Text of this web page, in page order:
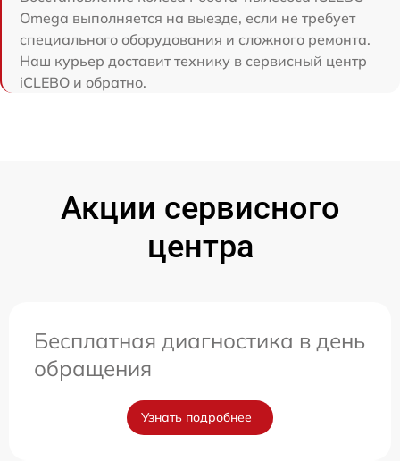
Omega выполняется на выезде, если не требует
специального оборудования и сложного ремонта.
Наш курьер доставит технику в сервисный центр
iCLEBO и обратно.
Акции сервисного
центра
Бесплатная диагностика в день
обращения
Узнать подробнее